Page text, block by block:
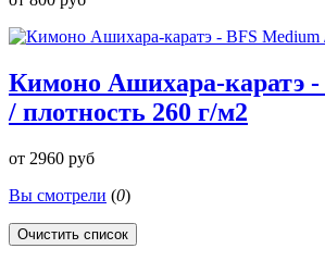
Кимоно Ашихара-каратэ -
/ плотность 260 г/м2
от 2960 руб
Вы смотрели (0)
Очистить список